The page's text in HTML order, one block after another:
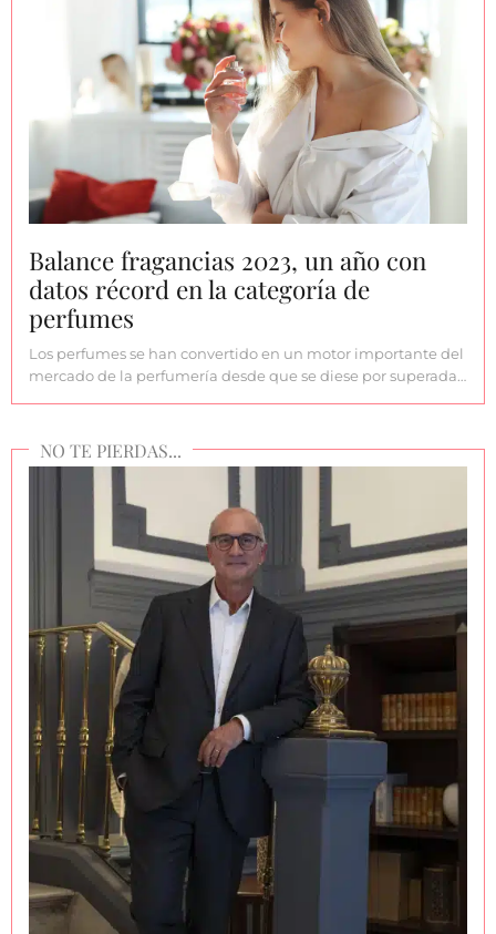
Balance fragancias 2023, un año con
datos récord en la categoría de
perfumes
Los perfumes se han convertido en un motor importante del
mercado de la perfumería desde que se diese por superada…